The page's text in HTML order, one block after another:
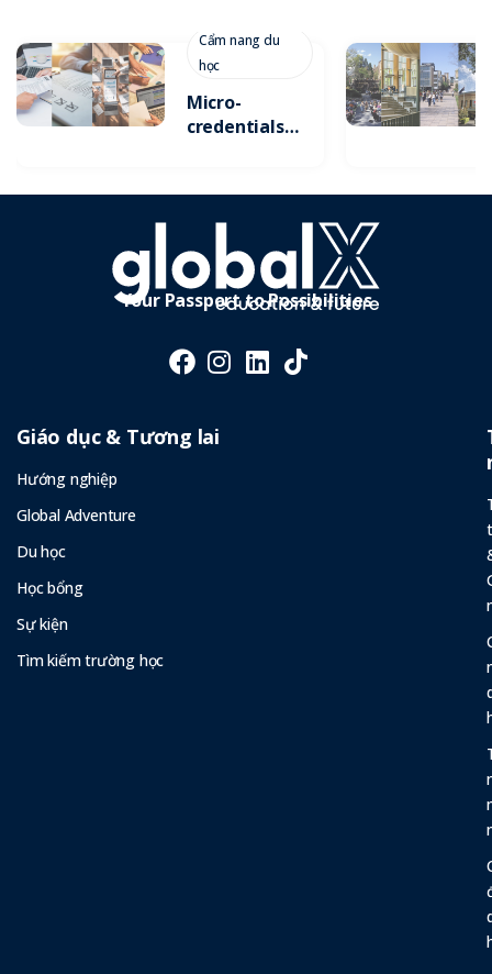
Cẩm nang du
học
Micro-
credentials:
Chứng Chỉ
Ngắn Hạn Để
Gia Tăng Lợi
Thế Cạnh
Tranh
Your Passport to Possibilities
Giáo dục & Tương lai
Hướng nghiệp
Global Adventure
Du học
Học bổng
Sự kiện
Tìm kiếm trường học